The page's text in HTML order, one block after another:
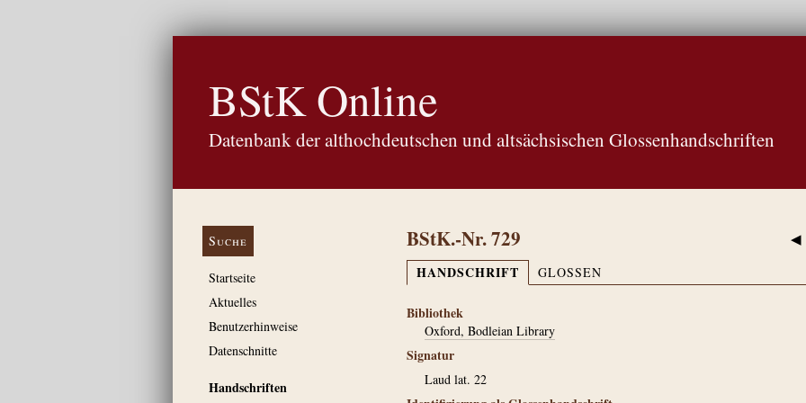
BStK Online
Datenbank der althochdeutschen und altsächsischen Glossenhandschriften
Suche
Startseite
Aktuelles
Benutzerhinweise
Datenschnitte
Handschriften
◀
BStK.-Nr. 729
HANDSCHRIFT GLOSSEN
Bibliothek
Oxford, Bodleian Library
Signatur
Laud lat. 22